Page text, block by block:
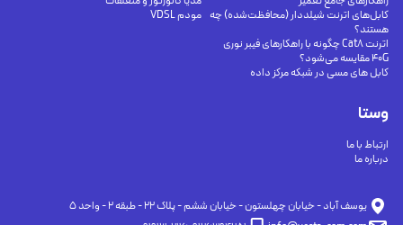
وستا
ارتباط با ما
درباره ما
مودم VDSL کابل‌های اترنت شیلددار (محافظت‌شده) چه
هستند؟
اترنت Cat8 چگونه با راهکارهای فیبر نوری
40G مقایسه می‌شود؟
کابل های مسی در شبکه مرکز داده
يوسف آباد - خيابان چهلستون - خيابان ششم - پلاك ٢٢ - طبقه ٢ - واحد ٥